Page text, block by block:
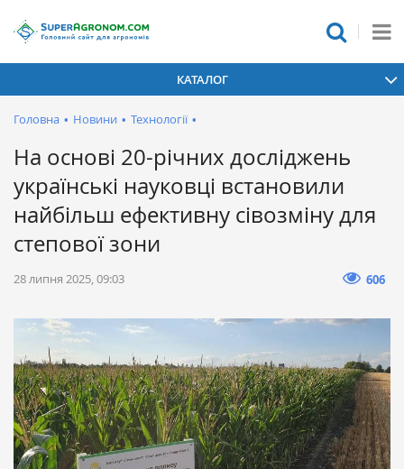
КАТАЛОГ
Головна • Новини • Технології •
На основі 20-річних досліджень
українські науковці встановили
найбільш ефективну сівозміну для
степової зони
28 липня 2025, 09:03 606